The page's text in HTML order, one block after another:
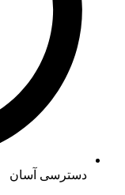
دسترسی آسان